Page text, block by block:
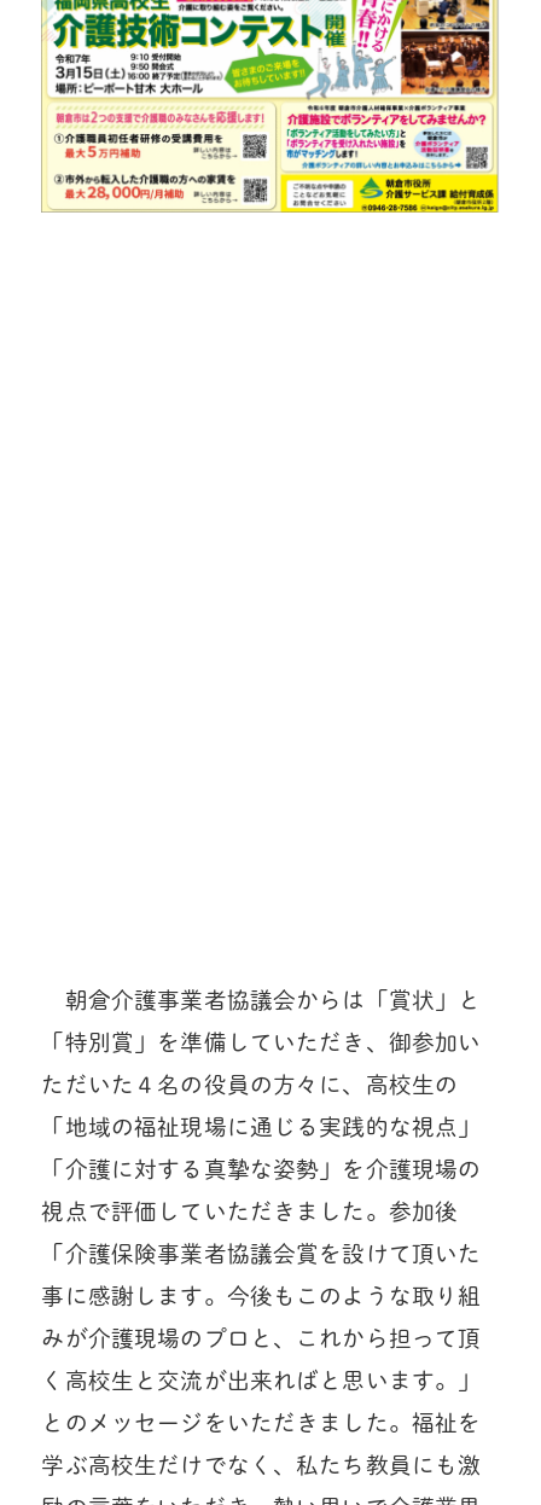
朝倉介護事業者協議会からは「賞状」と
「特別賞」を準備していただき、御参加い
ただいた４名の役員の方々に、高校生の
「地域の福祉現場に通じる実践的な視点」
「介護に対する真摯な姿勢」を介護現場の
視点で評価していただきました。参加後
「介護保険事業者協議会賞を設けて頂いた
事に感謝します。今後もこのような取り組
みが介護現場のプロと、これから担って頂
く高校生と交流が出来ればと思います。」
とのメッセージをいただきました。福祉を
学ぶ高校生だけでなく、私たち教員にも激